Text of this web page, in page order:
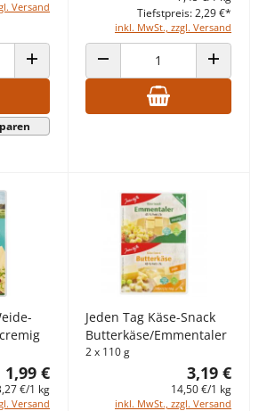
Versand
ANZAHL ERHÖHEN
inkl. MwSt., zzgl. Versand
Tiefstpreis: 2,29 €*
ANZAHL VERRINGERN ANZAHL
1,99 €
€/1 kg
Versand
Jeden Tag Käse-Snack
Butterkäse/Emmentaler
2 x 110 g
3,19 €
14,50 €/1 kg
inkl. MwSt., zzgl. Versand